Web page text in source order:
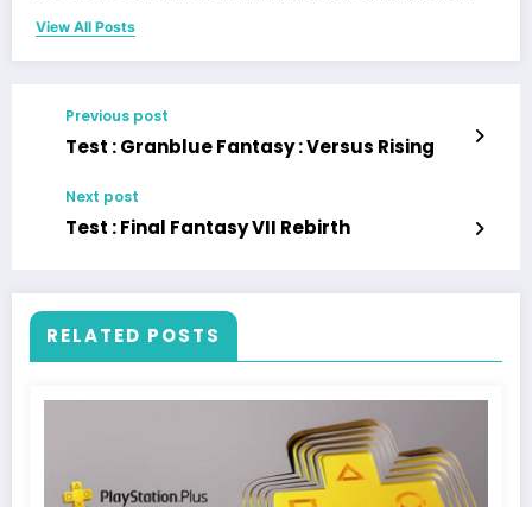
View All Posts
Previous post
Test : Granblue Fantasy : Versus Rising
Next post
Test : Final Fantasy VII Rebirth
RELATED POSTS